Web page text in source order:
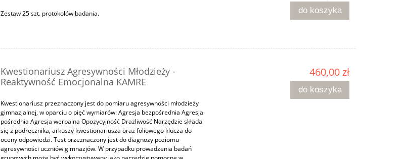
Zestaw 25 szt. protokołów badania. do koszyka
Kwestionariusz Agresywności Młodzieży -
Reaktywność Emocjonalna KAMRE
Kwestionariusz przeznaczony jest do pomiaru agresywności młodzieży
gimnazjalnej, w oparciu o pięć wymiarów: Agresja bezpośrednia Agresja
pośrednia Agresja werbalna Opozycyjność Drażliwość Narzędzie składa
się z podręcznika, arkuszy kwestionariusza oraz foliowego klucza do
oceny odpowiedzi. Test przeznaczony jest do diagnozy poziomu
agresywności uczniów gimnazjów. W przypadku prowadzenia badań
460,00 zł
do koszyka